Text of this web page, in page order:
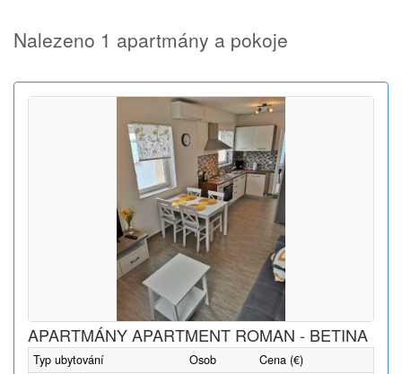
Nalezeno 1 apartmány a pokoje
APARTMÁNY APARTMENT ROMAN - BETINA
Typ ubytování Osob
Cena (€)